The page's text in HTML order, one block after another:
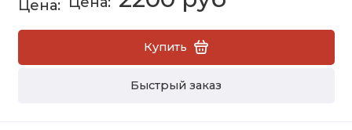
Купить
Быстрый заказ